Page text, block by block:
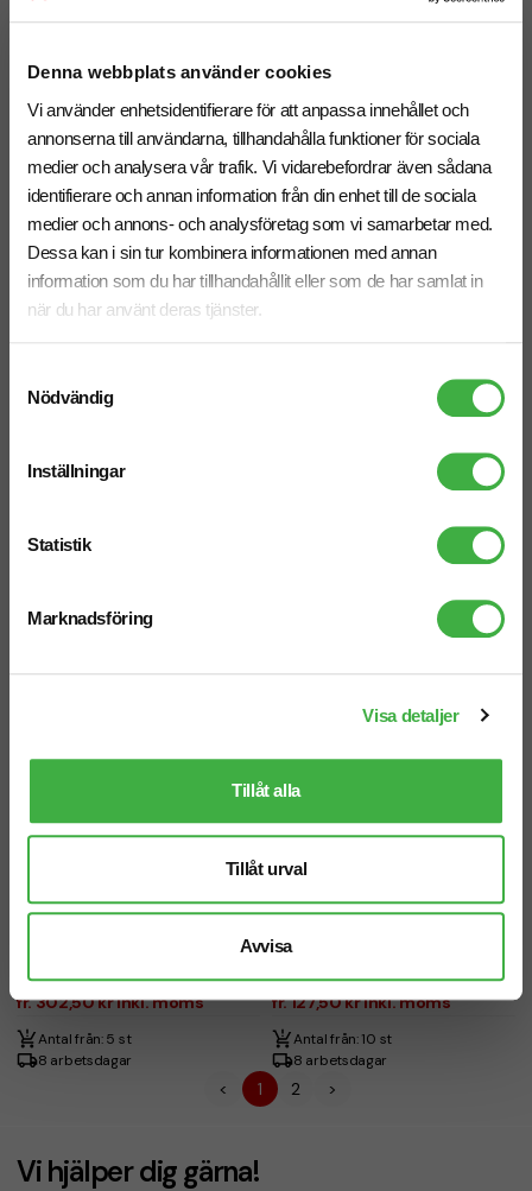
Denna webbplats använder cookies
Vi använder enhetsidentifierare för att anpassa innehållet och
annonserna till användarna, tillhandahålla funktioner för sociala
medier och analysera vår trafik. Vi vidarebefordrar även sådana
identifierare och annan information från din enhet till de sociala
medier och annons- och analysföretag som vi samarbetar med.
Dessa kan i sin tur kombinera informationen med annan
information som du har tillhandahållit eller som de har samlat in
när du har använt deras tjänster.
Nödvändig
Inställningar
Statistik
Marknadsföring
Visa detaljer
Tillåt alla
Tillåt urval
Avvisa
Verktygs-set Flint 19-delars
Antal från: 10 st
Verktygslåda Rage 25 delars
Skruvmejselset Gear X 31-delar
fr. 302,50 kr inkl. moms
Antal från: 5 st
8 arbetsdagar
Vattenpass Medium med linjal
fr. 127,50 kr inkl. moms
Antal från: 10 st
8 arbetsdagar
< 1 2 >
Vi hjälper dig gärna!